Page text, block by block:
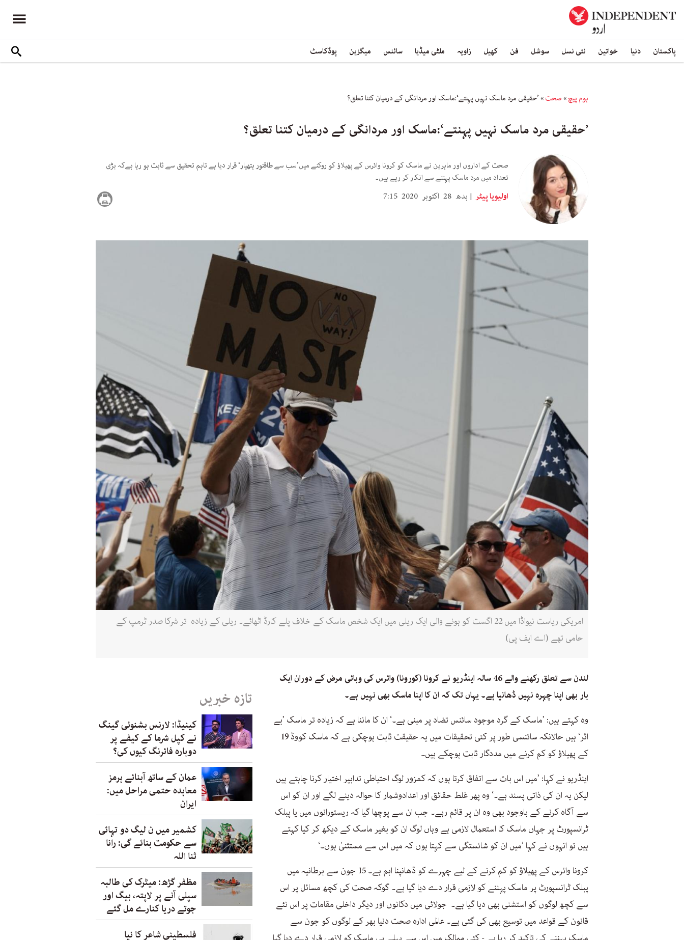
پاکستان دنیا خواتین نئی نسل سوشل فن کھیل زاویہ ملٹی میڈیا سائنس میگزین پوڈکاسٹ
ہوم پیچ» صحت» ’حقیقی مرد ماسک نہیں پہنتے‘:ماسک اور مردانگی کے درمیان کتنا تعلق؟
’حقیقی مرد ماسک نہیں پہنتے‘:ماسک اور مردانگی کے درمیان کتنا تعلق؟
صحت کے اداروں اور ماہرین نے ماسک کو کرونا وائرس کے پھیلاؤ کو روکنے میں’سب سے طاقتور ہتھیار‘ قرار دیا ہے تاہم تحقیق سے ثابت ہو رہا ہےکہ بڑی
تعداد میں مرد ماسک پہننے سے انکار کر رہے ہیں۔
اولیویا پیٹر بدھ 28 اکتوبر 2020 7:15
امریکی ریاست نیواڈا میں 22 اگست کو ہونے والی ایک ریلی میں ایک شخص ماسک کے خلاف پلے کارڈ اٹھائے۔ ریلی کے زیادہ تر شرکا صدر ٹرمپ کے
حامی تھے (اے ایف پی)
لندن سے تعلق رکھنے والے 46 سالہ اینڈریو نے کرونا (کورونا) وائرس کی وبائی مرض کے دوران ایک
بار بھی اپنا چہرہ نہیں ڈھانپا ہے۔ یہاں تک کہ ان کا اپنا ماسک بھی نہیں ہے۔
وہ کہتے ہیں: ’ماسک کے گرد موجود سائنس تضاد پر مبنی ہے۔‘ ان کا ماننا ہے کہ زیادہ تر ماسک ’بے
اثر‘ ہیں حالانکہ سائنسی طور پر کئی تحقیقات میں یہ حقیقت ثابت ہوچکی ہے کہ ماسک کووڈ 19
کے پھیلاؤ کو کم کرنے میں مددگار ثابت ہوچکے ہیں۔
اینڈریو نے کہا: ’میں اس بات سے اتفاق کرتا ہوں کہ کمزور لوگ احتیاطی تدابیر اختیار کرنا چاہتے ہیں
لیکن یہ ان کی ذاتی پسند ہے۔‘ وہ پھر غلط حقائق اور اعدادوشمار کا حوالہ دینے لگے اور ان کو اس
سے آگاہ کرنے کے باوجود بھی وہ ان پر قائم رہے۔ جب ان سے پوچھا گیا کہ ریستورانوں میں یا پبلک
ٹرانسپورٹ پر جہاں ماسک کا استعمال لازمی ہے وہاں لوگ ان کو بغیر ماسک کے دیکھ کر کیا کہتے
ہیں تو انہوں نے کہا ’میں ان کو شائستگی سے کہتا ہوں کہ میں اس سے مستثنیٰ ہوں۔‘
کرونا وائرس کے پھیلاؤ کو کم کرنے کے لیے چہرے کو ڈھانپنا اہم ہے۔ 15 جون سے برطانیہ میں
پبلک ٹرانسپورٹ پر ماسک پہننے کو لازمی قرار دے دیا گیا ہے۔ گوکہ صحت کی کچھ مسائل پر اس
سے کچھ لوگوں کو استشنی بھی دیا گیا ہے۔ جولائی میں دکانوں اور دیگر داخلی مقامات پر اس نئے
قانون کے قواعد میں توسیع بھی کی گئی ہے۔ عالمی ادارہ صحت دنیا بھر کے لوگوں کو جون سے
تازہ خبریں
کینیڈا: لارنس بشنوئی گینگ
نے کپل شرما کے کیفے پر
دوبارہ فائرنگ کیوں کی؟
عمان کے ساتھ آبنائے ہرمز
معاہدہ حتمی مراحل میں:
ایران
کشمیر میں ن لیگ دو تہائی
سے حکومت بنائے گی: رانا
ثنا اللہ
مظفر گڑھ: میٹرک کی طالبہ
سپلی آنے پر لاپتہ، بیگ اور
جوتے دریا کنارے مل گئے
فلسطینی شاعر کا نیا